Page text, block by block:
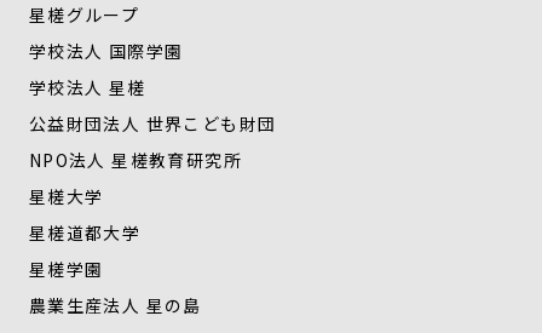
星槎グループ
学校法人 国際学園
学校法人 星槎
公益財団法人 世界こども財団
NPO法人 星槎教育研究所
星槎大学
星槎道都大学
星槎学園
農業生産法人 星の島